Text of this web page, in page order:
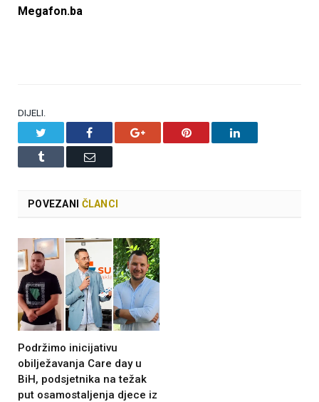
Megafon.ba
DIJELI.
Facebook Google+ Pinterest LinkedIn
Tumblr Email
POVEZANI ČLANCI
Podržimo inicijativu
obilježavanja Care day u
BiH, podsjetnika na težak
put osamostaljenja djece iz